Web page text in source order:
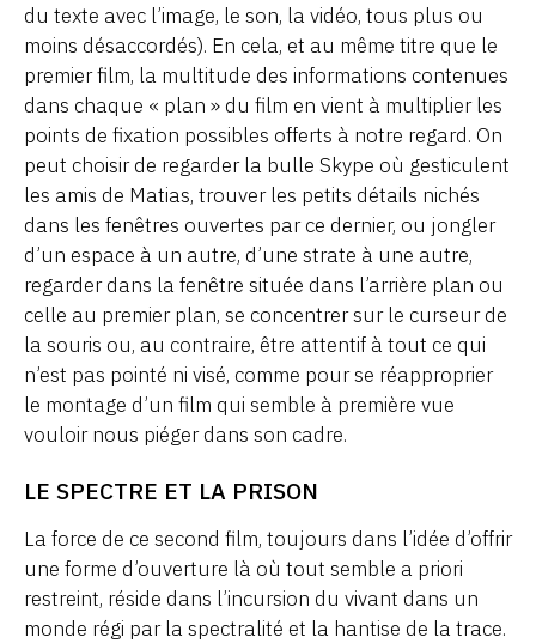
du texte avec l’image, le son, la vidéo, tous plus ou
moins désaccordés). En cela, et au même titre que le
premier film, la multitude des informations contenues
dans chaque « plan » du film en vient à multiplier les
points de fixation possibles offerts à notre regard. On
peut choisir de regarder la bulle Skype où gesticulent
les amis de Matias, trouver les petits détails nichés
dans les fenêtres ouvertes par ce dernier, ou jongler
d’un espace à un autre, d’une strate à une autre,
regarder dans la fenêtre située dans l’arrière plan ou
celle au premier plan, se concentrer sur le curseur de
la souris ou, au contraire, être attentif à tout ce qui
n’est pas pointé ni visé, comme pour se réapproprier
le montage d’un film qui semble à première vue
vouloir nous piéger dans son cadre.
LE SPECTRE ET LA PRISON
La force de ce second film, toujours dans l’idée d’offrir
une forme d’ouverture là où tout semble a priori
restreint, réside dans l’incursion du vivant dans un
monde régi par la spectralité et la hantise de la trace.